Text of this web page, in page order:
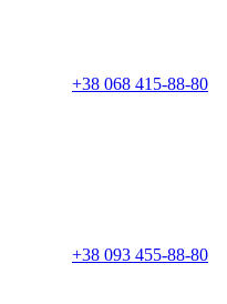
+38 068 415-88-80
+38 093 455-88-80